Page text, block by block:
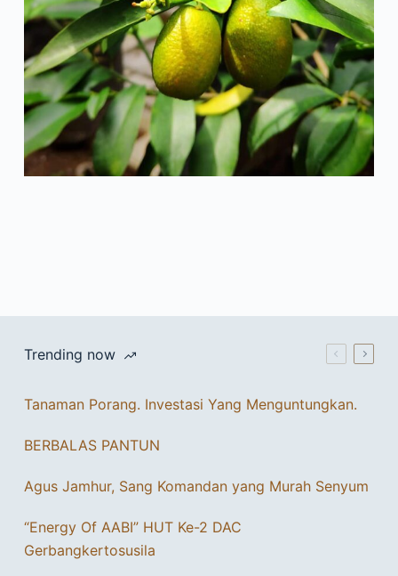
Trending now
Tanaman Porang. Investasi Yang Menguntungkan.
BERBALAS PANTUN
Agus Jamhur, Sang Komandan yang Murah Senyum
“Energy Of AABI” HUT Ke-2 DAC
Gerbangkertosusila